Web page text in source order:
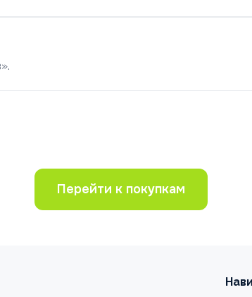
Перейти к покупкам